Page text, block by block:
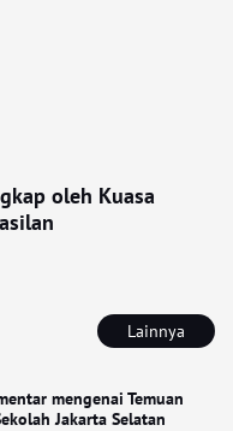
Lainnya
mengenai Temuan
Jakarta Selatan
oleh Kuasa